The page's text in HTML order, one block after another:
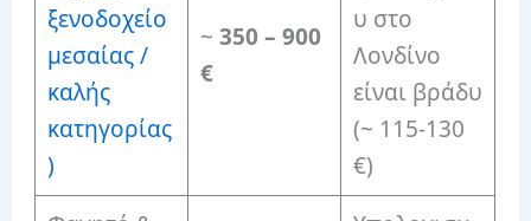
ξενοδοχείο
μεσαίας /
καλής
κατηγορίας
)
~ 350 – 900
€
υ στο
Λονδίνο
είναι βράδυ
(~ 115-130
€)